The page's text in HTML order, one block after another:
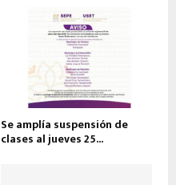
Se amplía suspensión de
clases al jueves 25...